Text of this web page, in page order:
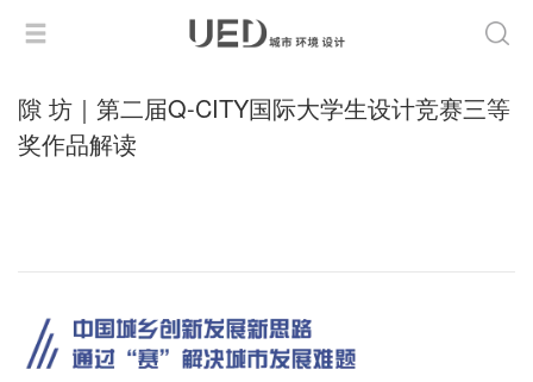
隙 坊｜第二届Q-CITY国际大学生设计竞赛三等
奖作品解读